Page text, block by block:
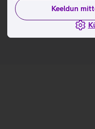
Keeldun
Tutvu kõrvaklappide
kasutusviisidega tootja